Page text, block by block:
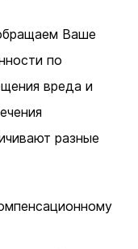
Ваше
по
вреда и
разные